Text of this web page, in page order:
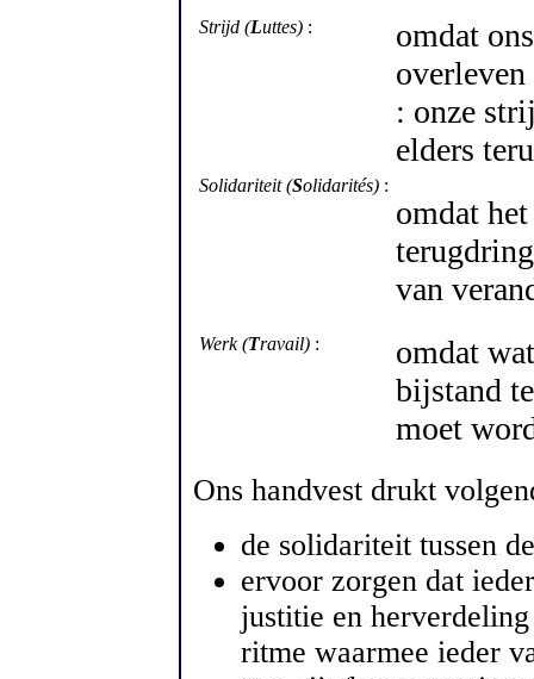
Strijd (Luttes) :
omdat
overleven
: onze
elders
Solidariteit (Solidarités) :
omdat
van
Werk (Travail) :
omdat
bijstand
moet
Ons handvest drukt
de solidariteit tussen
ervoor zorgen dat
justitie en
ritme waarmee ieder